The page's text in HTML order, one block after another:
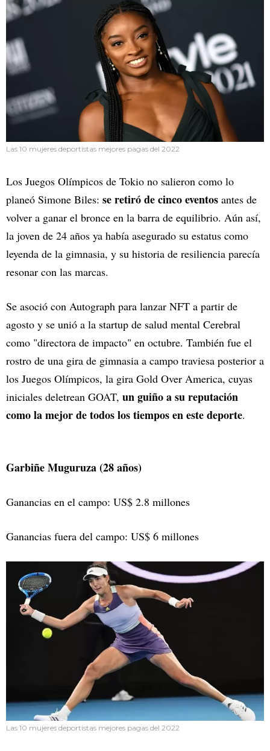
Las 10 mujeres deportistas mejores pagas del 2022
Los Juegos Olímpicos de Tokio no salieron como lo
planeó Simone Biles: se retiró de cinco eventos antes de
volver a ganar el bronce en la barra de equilibrio. Aún así,
la joven de 24 años ya había asegurado su estatus como
leyenda de la gimnasia, y su historia de resiliencia parecía
resonar con las marcas.
Se asoció con Autograph para lanzar NFT a partir de
agosto y se unió a la startup de salud mental Cerebral
como "directora de impacto" en octubre. También fue el
rostro de una gira de gimnasia a campo traviesa posterior a
los Juegos Olímpicos, la gira Gold Over America, cuyas
iniciales deletrean GOAT, un guiño a su reputación
como la mejor de todos los tiempos en este deporte.
Garbiñe Muguruza (28 años)
Ganancias en el campo: US$ 2.8 millones
Ganancias fuera del campo: US$ 6 millones
Las 10 mujeres deportistas mejores pagas del 2022